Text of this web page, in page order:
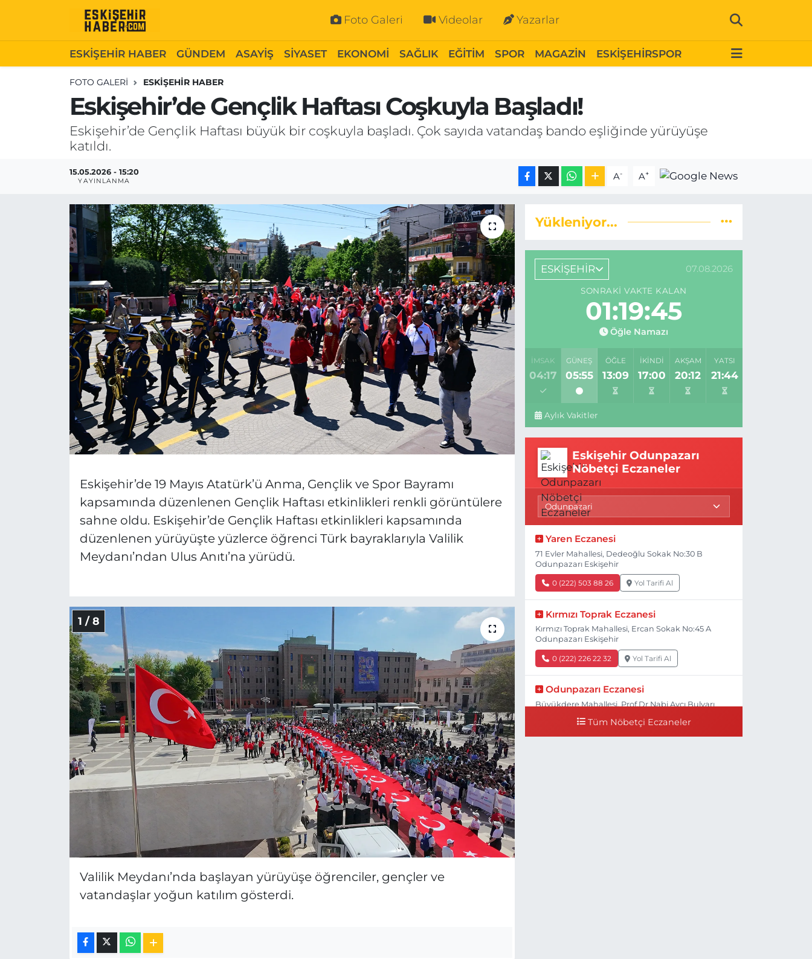
Foto Galeri Videolar Yazarlar
ESKİŞEHİR HABER GÜNDEM ASAYİŞ SİYASET EKONOMİ SAĞLIK EĞİTİM SPOR MAGAZİN ESKİŞEHİRSPOR
FOTO GALERI ESKİŞEHİR HABER
Eskişehir’de Gençlik Haftası Coşkuyla Başladı!
Eskişehir’de Gençlik Haftası büyük bir coşkuyla başladı. Çok sayıda vatandaş bando eşliğinde yürüyüşe
katıldı.
15.05.2026 - 15:20
YAYINLANMA A- A+
Eskişehir’de 19 Mayıs Atatürk’ü Anma, Gençlik ve Spor Bayramı
kapsamında düzenlenen Gençlik Haftası etkinlikleri renkli görüntülere
sahne oldu. Eskişehir’de Gençlik Haftası etkinlikleri kapsamında
düzenlenen yürüyüşte yüzlerce öğrenci Türk bayraklarıyla Valilik
Meydanı’ndan Ulus Anıtı’na yürüdü.
1 / 8
Valilik Meydanı’nda başlayan yürüyüşe öğrenciler, gençler ve
vatandaşlar yoğun katılım gösterdi.
Yükleniyor...
ESKİŞEHİR 07.08.2026
SONRAKI VAKTE KALAN
01:19:43
Öğle Namazı
İMSAK
04:17
GÜNEŞ
05:55
ÖĞLE
13:09
İKINDI
17:00
AKŞAM
20:12
YATSI
21:44
Aylık Vakitler
Eskişehir Odunpazarı
Nöbetçi Eczaneler
Yaren Eczanesi
71 Evler Mahallesi, Dedeoğlu Sokak No:30 B
Odunpazarı Eskişehir
0 (222) 503 88 26 Yol Tarifi Al
Kırmızı Toprak Eczanesi
Kırmızı Toprak Mahallesi, Ercan Sokak No:45 A
Odunpazarı Eskişehir
0 (222) 226 22 32 Yol Tarifi Al
Odunpazarı Eczanesi
Büyükdere Mahallesi, Prof.Dr.Nabi Avcı Bulvarı
Tüm Nöbetçi Eczaneler
ESKİŞEHİR HABER
GÜNDEM
SİYASET
EKONOMİ
EĞİTİM
MAGAZİN
ESKİŞEHİRSPOR
Gizlilik Politikası
Hakkımızda
İletişim
Odunpazarı Hava Durumu
Odunpazarı Trafik Yoğunluk Haritası
Süper Lig Puan Durumu ve Fikstür
Tüm Manşetler
Son Dakika Haberleri